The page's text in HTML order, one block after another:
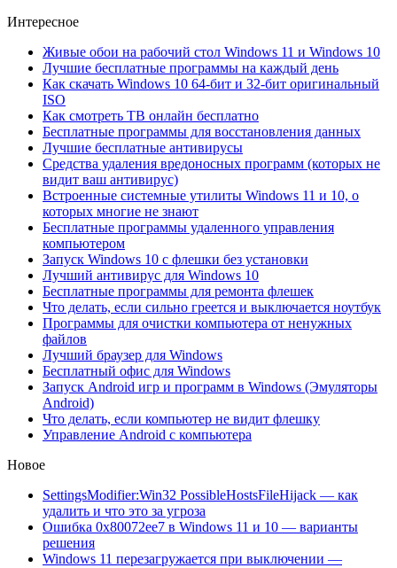
Интересное
Живые обои на рабочий стол Windows 11 и Windows 10
Лучшие бесплатные программы на каждый день
Как скачать Windows 10 64-бит и 32-бит оригинальный
ISO
Как смотреть ТВ онлайн бесплатно
Бесплатные программы для восстановления данных
Лучшие бесплатные антивирусы
Средства удаления вредоносных программ (которых не
видит ваш антивирус)
Встроенные системные утилиты Windows 11 и 10, о
которых многие не знают
Бесплатные программы удаленного управления
компьютером
Запуск Windows 10 с флешки без установки
Лучший антивирус для Windows 10
Бесплатные программы для ремонта флешек
Что делать, если сильно греется и выключается ноутбук
Программы для очистки компьютера от ненужных
файлов
Лучший браузер для Windows
Бесплатный офис для Windows
Запуск Android игр и программ в Windows (Эмуляторы
Android)
Что делать, если компьютер не видит флешку
Управление Android с компьютера
Новое
SettingsModifier:Win32 PossibleHostsFileHijack — как
удалить и что это за угроза
Ошибка 0x80072ee7 в Windows 11 и 10 — варианты
решения
Windows 11 перезагружается при выключении —